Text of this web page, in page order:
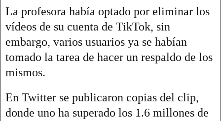
La profesora había optado por eliminar los
vídeos de su cuenta de TikTok, sin
embargo, varios usuarios ya se habían
tomado la tarea de hacer un respaldo de los
mismos.
En Twitter se publicaron copias del clip,
donde uno ha superado los 1.6 millones de